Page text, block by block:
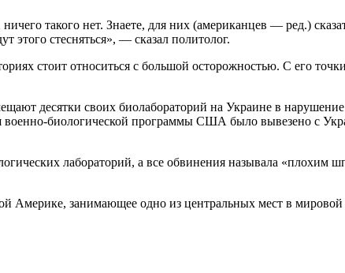
такого нет. Знаете, для них (американцев — ред.)
стесняться», — сказал политолог.
стоит относиться с большой осторожностью. С его
десятки своих биолабораторий на Украине в
биологической программы США было вывезено с
лабораторий, а все обвинения называла «плохим
занимающее одно из центральных мест в